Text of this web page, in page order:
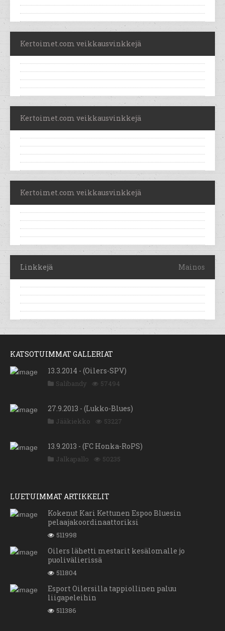
Kertoimet.com veikkausvinkkejä
Kertoimet.com veikkausvinkkejä
Kertoimet.com veikkausvinkkejä
Linkkejä Mainos
KATSOTUIMMAT GALLERIAT
13.3.2014 - (Oilers-SPV)
Salibandy 57494
27.9.2013 - (Lukko-Blues)
Jääkiekko 53227
13.9.2013 - (FC Honka-RoPS)
Jalkapallo 50235
LUETUIMMAT ARTIKKELIT
Kokenut Kari Kettunen Espoo Bluesin
pelaajakoordinaattoriksi
511998
Oilers lähetti mestarit kesälomalle jo
puolivälierissä
511804
Esport Oilersilla tappiollinen paluu
liigapeleihin
511386